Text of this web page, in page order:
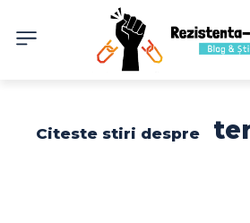
Citeste stiri despre